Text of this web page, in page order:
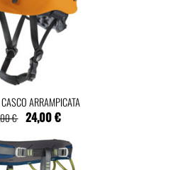
ARRAMPICATA
€ 24,00 €